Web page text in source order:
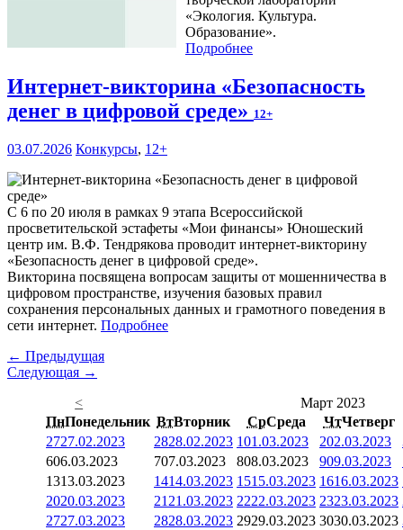
«Экология. Культура.
Образование».
Подробнее
Интернет-викторина «Безопасность
денег в цифровой среде» 12+
03.07.2026 Конкурсы, 12+
С 6 по 20 июля в рамках 9 этапа Всероссийской
просветительской эстафеты «Мои финансы» Юношеский
центр им. В.Ф. Тендрякова проводит интернет-викторину
«Безопасность денег в цифровой среде».
Викторина посвящена вопросам защиты от мошенничества в
цифровом пространстве, изучения базовых правил
сохранения персональных данных и грамотного поведения в
сети интернет. Подробнее
← Предыдущая
Следующая →
<
Март 2023
ПнПонедельник ВтВторник СрСреда ЧтЧетверг
2727.02.2023 2828.02.2023 101.03.2023 202.03.2023
606.03.2023 707.03.2023 808.03.2023 909.03.2023
1313.03.2023 1414.03.2023 1515.03.2023 1616.03.2023
2020.03.2023 21 21.03.2023 2222.03.2023 2323.03.2023
2727.03.2023 2828.03.2023 2929.03.2023 3030.03.2023